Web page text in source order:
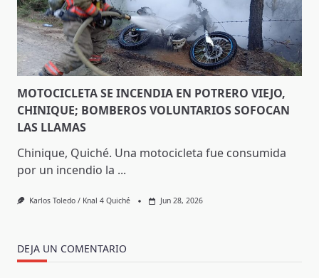
MOTOCICLETA SE INCENDIA EN POTRERO VIEJO,
CHINIQUE; BOMBEROS VOLUNTARIOS SOFOCAN
LAS LLAMAS
Chinique, Quiché. Una motocicleta fue consumida
por un incendio la ...
Karlos Toledo / Knal 4 Quiché Jun 28, 2026
DEJA UN COMENTARIO